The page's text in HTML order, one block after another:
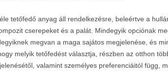
tetőfedő anyag áll rendelkezésre, beleértve a
cserepeket és a palát. Mindegyik opciónak
megvan a maga sajátos megjelenése, és
melyik tetőfedést választja, részben az otthon
valamint személyes preferenciáitól függ,